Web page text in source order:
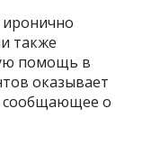
также
помощь в
оказывает
сообщающее о